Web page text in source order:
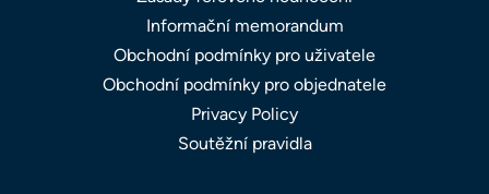
Informační memorandum
Obchodní podmínky pro uživatele
Obchodní podmínky pro objednatele
Privacy Policy
Soutěžní pravidla